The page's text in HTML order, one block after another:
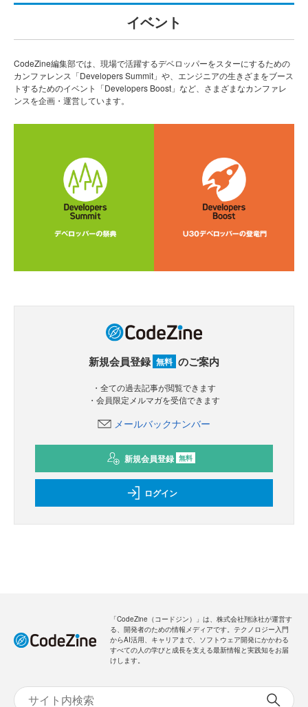
イベント
CodeZine編集部では、現場で活躍するデベロッパーをスターにするための
カンファレンス「Developers Summit」や、エンジニアの生きざまをブース
トするためのイベント「Developers Boost」など、さまざまなカンファレ
ンスを企画・運営しています。
新規会員登録 無料 のご案内
・全ての過去記事が閲覧できます
・会員限定メルマガを受信できます
メールバックナンバー
新規会員登録 無料
ログイン
「CodeZine（コードジン）」は、株式会社翔泳社が運営す
る、開発者のための情報メディアです。テクノロジー入門
からAI活用、キャリアまで、ソフトウェア開発にかかわる
すべての人の学びと成長を支える最新情報と実践知をお届
けします。